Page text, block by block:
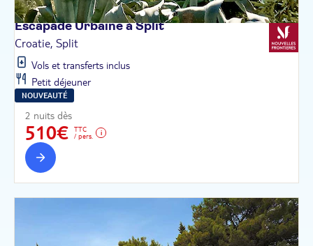
Escapade Urbaine àSplit
Croatie, Split
Vols et transferts inclus
Petit déjeuner
NOUVEAUTÉ
2 nuits dès
510€
TTC
/ pers.